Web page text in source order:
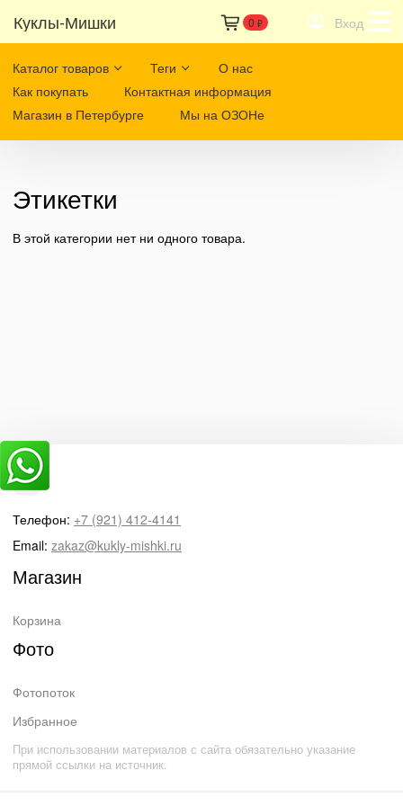
Куклы-Мишки 0 ₽ Вход
Каталог товаров Теги
О нас
Как покупать
Контактная информация
Магазин в Петербурге
Мы на ОЗОНе
Этикетки
В этой категории нет ни одного товара.
Телефон: +7 (921) 412-4141
Email: zakaz@kukly-mishki.ru
Магазин
Корзина
Фото
Фотопоток
Избранное
При использовании материалов с сайта обязательно указание
прямой ссылки на источник.